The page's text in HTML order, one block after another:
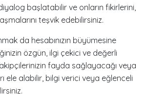
başlatabilir ve onların fikirlerini,
teşvik edebilirsiniz.
da hesabınızın büyümesine
özgün, ilgi çekici ve değerli
fayda sağlayacağı veya
ele alabilir, bilgi verici veya eğlenceli